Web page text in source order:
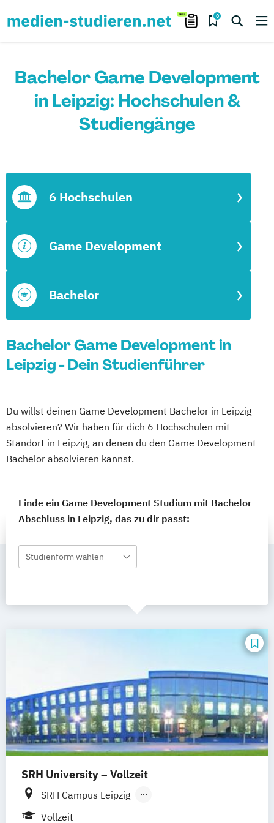
0
Bachelor Game Development
in Leipzig: Hochschulen &
Studiengänge
Bachelor
Game Development
6 Hochschulen
Bachelor Game Development in
Leipzig - Dein Studienführer
Du willst deinen Game Development Bachelor in Leipzig
absolvieren? Wir haben für dich 6 Hochschulen mit
Standort in Leipzig, an denen du den Game Development
Bachelor absolvieren kannst.
Finde ein Game Development Studium mit Bachelor
Abschluss in Leipzig, das zu dir passt:
Studienform wählen
SRH University – Vollzeit
SRH Campus Leipzig
SRH Campus Heidelberg
Vollzeit